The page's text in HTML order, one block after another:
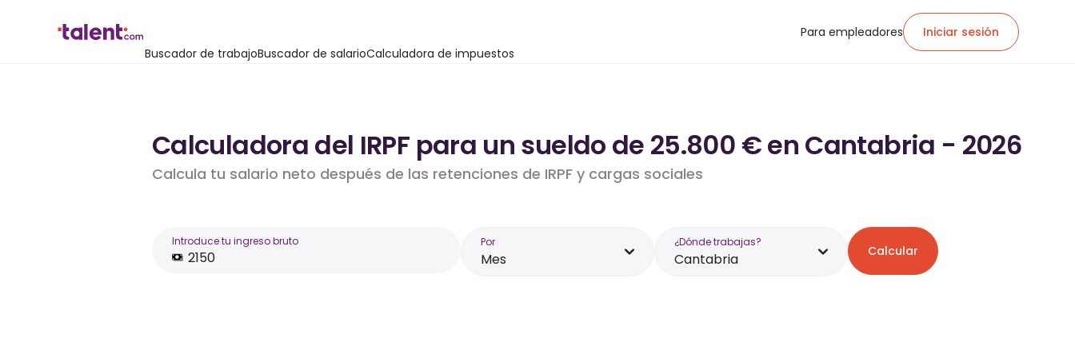
Buscador de trabajoBuscador de salarioCalculadora de impuestos
Para empleadores Iniciar sesión
Calculadora del IRPF para un sueldo de 25.800 € en Cantabria - 2026
Calcula tu salario neto después de las retenciones de IRPF y cargas sociales
Introduce tu ingreso bruto Por
Mes
¿Dónde trabajas?
Cantabria Calcular